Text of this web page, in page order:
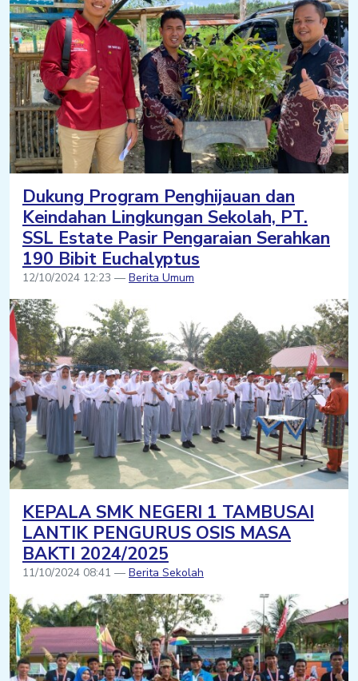
Dukung Program Penghijauan dan
Keindahan Lingkungan Sekolah, PT.
SSL Estate Pasir Pengaraian Serahkan
190 Bibit Euchalyptus
12/10/2024 12:23 — Berita Umum
KEPALA SMK NEGERI 1 TAMBUSAI
LANTIK PENGURUS OSIS MASA
BAKTI 2024/2025
11/10/2024 08:41 — Berita Sekolah